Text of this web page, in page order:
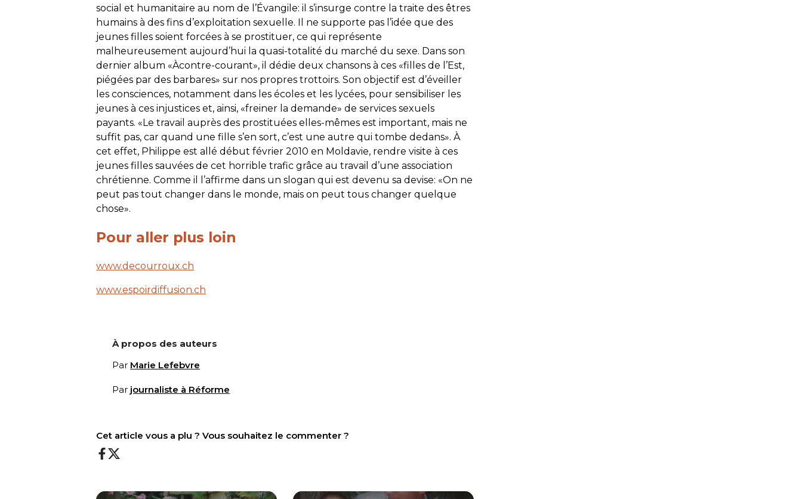
social et humanitaire au nom de l’Évangile: il s’insurge contre la traite des êtres
humains à des fins d’exploitation sexuelle. Il ne supporte pas l’idée que des
jeunes filles soient forcées à se prostituer, ce qui représente
malheureusement aujourd’hui la quasi-totalité du marché du sexe. Dans son
dernier album «Àcontre-courant», il dédie deux chansons à ces «filles de l’Est,
piégées par des barbares» sur nos propres trottoirs. Son objectif est d’éveiller
les consciences, notamment dans les écoles et les lycées, pour sensibiliser les
jeunes à ces injustices et, ainsi, «freiner la demande» de services sexuels
payants. «Le travail auprès des prostituées elles-mêmes est important, mais ne
suffit pas, car quand une fille s’en sort, c’est une autre qui tombe dedans». À
cet effet, Philippe est allé début février 2010 en Moldavie, rendre visite à ces
jeunes filles sauvées de cet horrible trafic grâce au travail d’une association
chrétienne. Comme il l’affirme dans un slogan qui est devenu sa devise: «On ne
peut pas tout changer dans le monde, mais on peut tous changer quelque
chose».
Pour aller plus loin
www.decourroux.ch
www.espoirdiffusion.ch
À propos des auteurs
Par Marie Lefebvre
Par journaliste à Réforme
Cet article vous a plu ? Vous souhaitez le commenter ?